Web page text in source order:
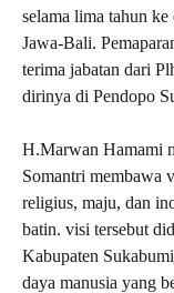
selama lima tahun ke
Jawa-Bali.
terima jabatan dari
dirinya di Pendopo
H.Marwan Hamami
Somantri membawa
religius, maju, dan
batin. visi tersebut
Kabupaten
daya manusia yang